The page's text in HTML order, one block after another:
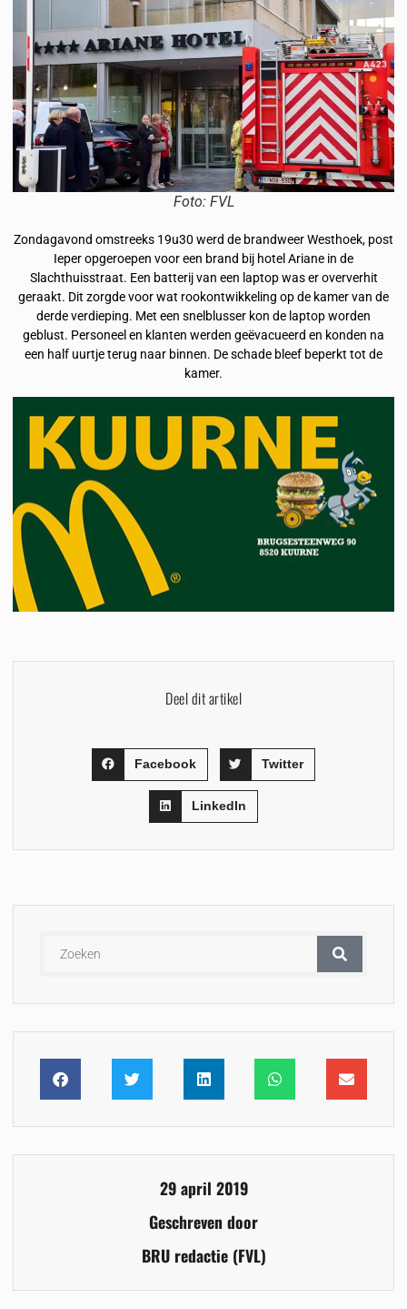
Foto: FVL
Zondagavond omstreeks 19u30 werd de brandweer Westhoek, post
Ieper opgeroepen voor een brand bij hotel Ariane in de
Slachthuisstraat. Een batterij van een laptop was er oververhit
geraakt. Dit zorgde voor wat rookontwikkeling op de kamer van de
derde verdieping. Met een snelblusser kon de laptop worden
geblust. Personeel en klanten werden geëvacueerd en konden na
een half uurtje terug naar binnen. De schade bleef beperkt tot de
kamer.
Deel dit artikel
Facebook Twitter
LinkedIn
29 april 2019
Geschreven door
BRU redactie (FVL)